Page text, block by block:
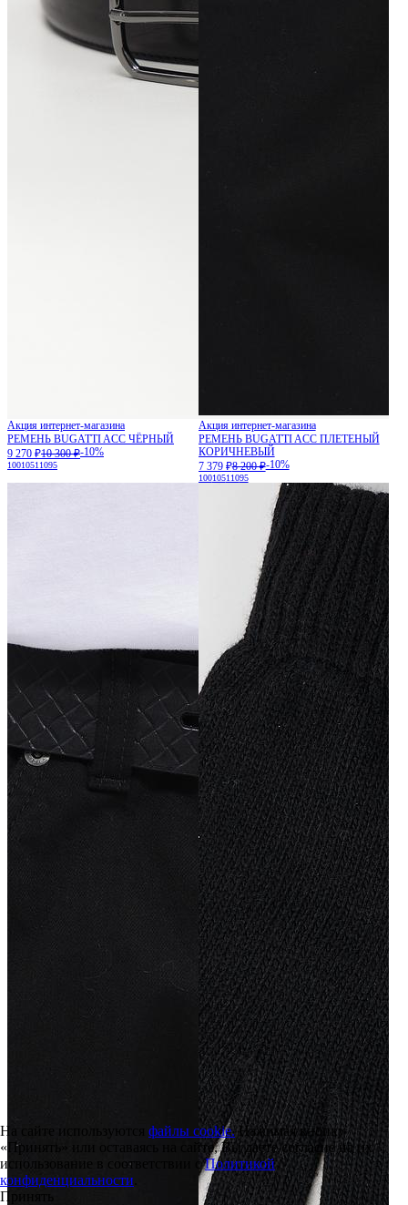
Акция интернет-магазина
РЕМЕНЬ BUGATTI ACC ЧЁРНЫЙ
9 270 ₽10 300 ₽-10%
10010511095
Акция интернет-магазина
РЕМЕНЬ BUGATTI ACC ПЛЕТЕНЫЙ
КОРИЧНЕВЫЙ
7 379 ₽8 200 ₽-10%
10010511095
На сайте используются файлы cookie.Нажимая кнопку
«Принять» или оставаясь на сайте, Вы даете согласие на их
использование в соответствии сПолитикой
конфиденциальности
Принять